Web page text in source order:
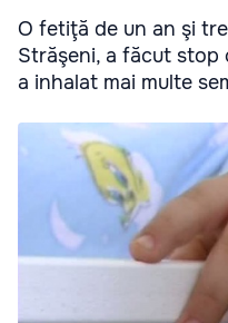
O fetiţă de un an şi
Străşeni, a făcut
a inhalat mai multe